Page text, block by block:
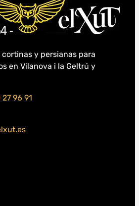
y persianas para
en Vilanova i la Geltrú y
96 91